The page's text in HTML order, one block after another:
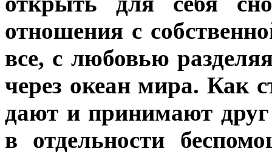
отношения с
все, с любовью
через океан мира. Как
дают и принимают
в отдельности